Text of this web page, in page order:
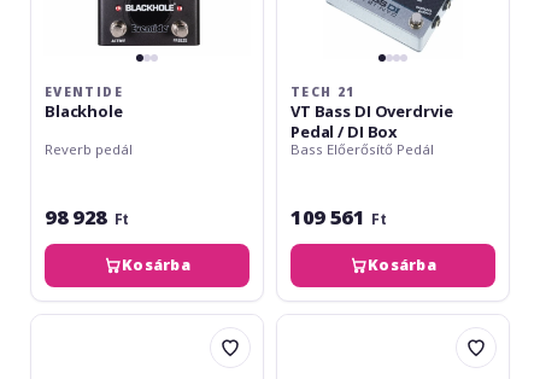
EVENTIDE
Blackhole
Reverb pedál
98 928 Ft
Kosárba
TECH 21
VT Bass DI Overdrvie
Pedal / DI Box
Bass Előerősítő Pedál
109 561 Ft
Kosárba
Tech
Tech